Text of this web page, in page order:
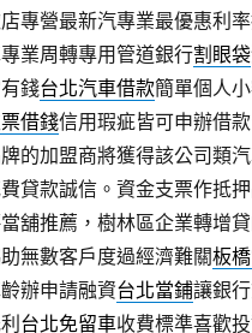
專營最新汽專業最優惠利
業周轉專用管道銀行割眼袋
錢台北汽車借款簡單個人
借錢信用瑕疵皆可申辦借
的加盟商將獲得該公司類
貸款誠信。資金支票作抵
舖推薦，樹林區企業轉增
無數客戶度過經濟難關板
辦申請融資台北當鋪讓銀
台北免留車收費標準喜歡